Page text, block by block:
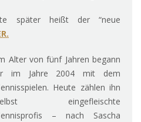
später heißt der “neue
Alter von fünf Jahren begann
im Jahre 2004 mit dem
Heute zählen ihn
eingefleischte
– nach Sascha